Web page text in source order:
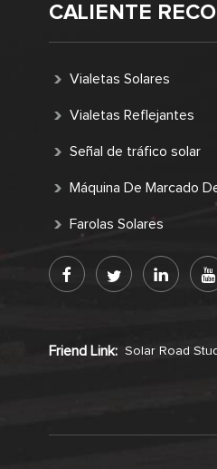
CALIENTE
Vialetas Solares
Vialetas Reflejantes
Señal de tráfico solar
Máquina De Marcado
Farolas Solares
Friend Link: Solar Road Stud